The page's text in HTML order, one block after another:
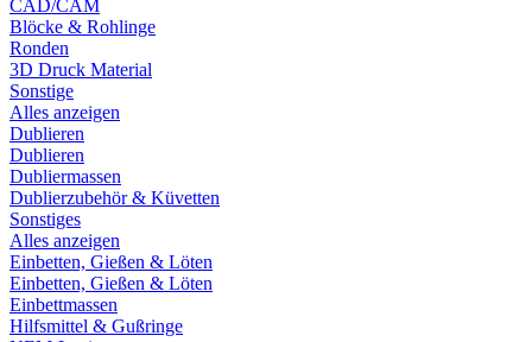
CAD/CAM
Blöcke & Rohlinge
Ronden
3D Druck Material
Sonstige
Alles anzeigen
Dublieren
Dublieren
Dubliermassen
Dublierzubehör & Küvetten
Sonstiges
Alles anzeigen
Einbetten, Gießen & Löten
Einbetten, Gießen & Löten
Einbettmassen
Hilfsmittel & Gußringe